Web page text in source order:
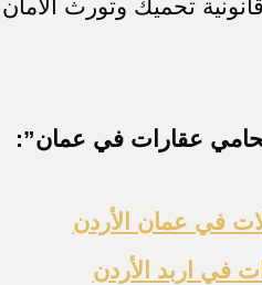
تحميك وتورث الأمان
عقارات في عمان”:
في عمان الأردن
في اربد الأردن